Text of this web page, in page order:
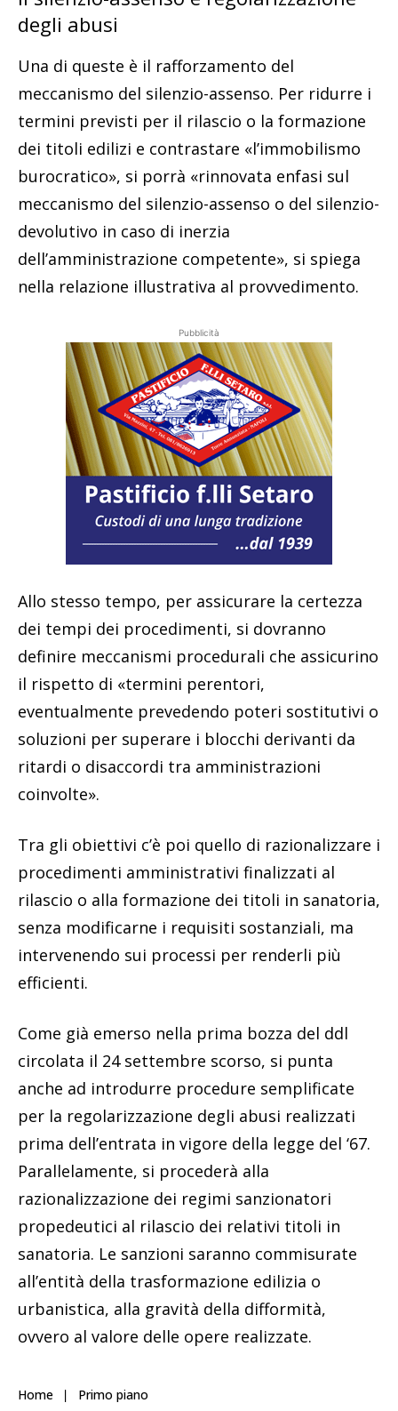
degli abusi
Una di queste è il rafforzamento del
meccanismo del silenzio-assenso. Per ridurre i
termini previsti per il rilascio o la formazione
dei titoli edilizi e contrastare «l’immobilismo
burocratico», si porrà «rinnovata enfasi sul
meccanismo del silenzio-assenso o del silenzio-
devolutivo in caso di inerzia
dell’amministrazione competente», si spiega
nella relazione illustrativa al provvedimento.
Pubblicità
Allo stesso tempo, per assicurare la certezza
dei tempi dei procedimenti, si dovranno
definire meccanismi procedurali che assicurino
il rispetto di «termini perentori,
eventualmente prevedendo poteri sostitutivi o
soluzioni per superare i blocchi derivanti da
ritardi o disaccordi tra amministrazioni
coinvolte».
Tra gli obiettivi c’è poi quello di razionalizzare i
procedimenti amministrativi finalizzati al
rilascio o alla formazione dei titoli in sanatoria,
senza modificarne i requisiti sostanziali, ma
intervenendo sui processi per renderli più
efficienti.
Come già emerso nella prima bozza del ddl
circolata il 24 settembre scorso, si punta
anche ad introdurre procedure semplificate
per la regolarizzazione degli abusi realizzati
prima dell’entrata in vigore della legge del ‘67.
Parallelamente, si procederà alla
razionalizzazione dei regimi sanzionatori
propedeutici al rilascio dei relativi titoli in
sanatoria. Le sanzioni saranno commisurate
all’entità della trasformazione edilizia o
urbanistica, alla gravità della difformità,
ovvero al valore delle opere realizzate.
Home Primo piano